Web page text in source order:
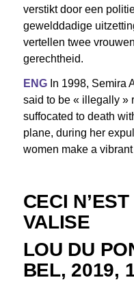
verstikt door een
gewelddadige
vertellen twee
gerechtheid.
ENGIn 1998, Semira
said to be « illegally »
suffocated to death
plane, during her
women make a
CECI
VALISE
LOU DU
BEL, 2019,